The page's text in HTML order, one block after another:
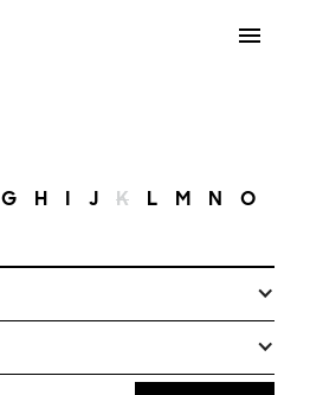
G H I J K L M N O